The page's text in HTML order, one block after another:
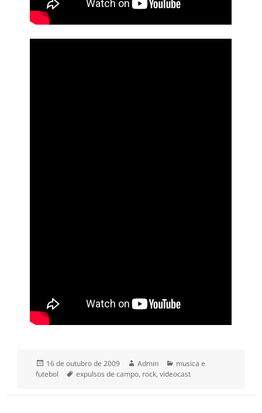
Publicado
em
16 de outubro de 2009 Autor
Admin Categorias
musica e
futebol
Tags
expulsos de campo, rock,videocast